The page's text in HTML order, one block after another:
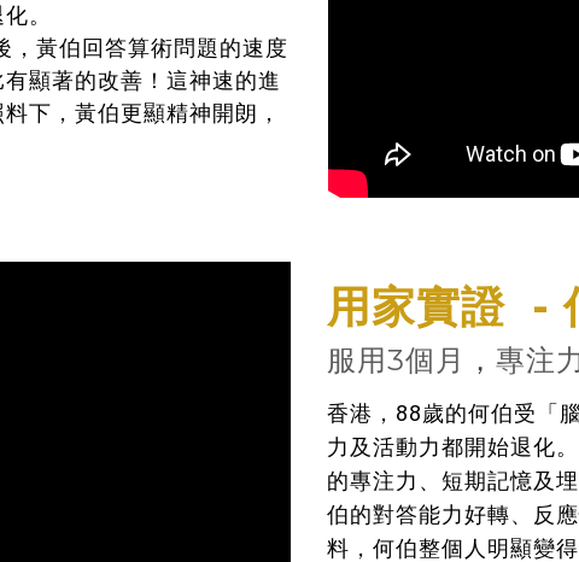
。
黃伯回答算術問題的速度
顯著的改善！這神速的進
下，黃伯更顯精神開朗，
用家實證 -
服用3個月 ， 專注
香港，88歲的何伯受「
力及活動力都開始退化
的專注力、短期記憶及
伯的對答能力好轉、反
料，何伯整個人明顯變